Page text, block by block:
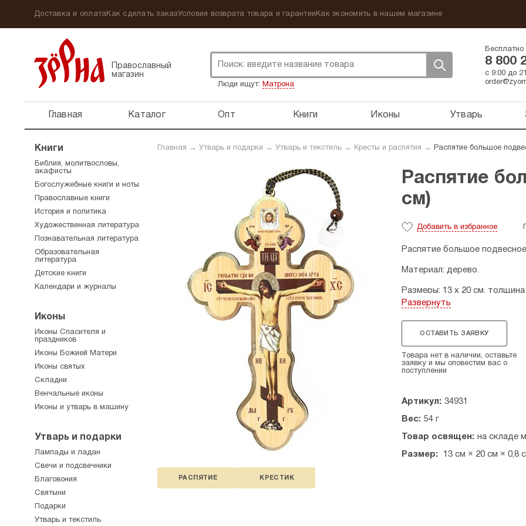
Доставка и оплатаКак сделать заказУсловия возврата товара и гарантии Как экономить в нашем магазине
Православный
магазин
Люди ищут: Матрона
Бесплатно
8 800
с 9:00 до
Главная Каталог Опт Книги Иконы Утварь
Главная → Утварь и подарки → Утварь и текстиль → Кресты и распятия → Распятие большое
РАСПЯТИЕ КРЕСТИК
Распятие
см)
Добавить в избранное
Распятие большое
Материал: дерево.
Размеры: 13 х 20 см,
Развернуть
ОСТАВИТЬ ЗАЯВКУ
Товара нет в наличии, оставьте
заявку и мы оповестим вас о
поступлении
Артикул: 34931
Вес: 54 г
Товар освящен: на складе
Размер: 13 см × 20 см × 0,8
Книги
Библия, молитвословы,
акафисты
Богослужебные книги и ноты
Православные книги
История и политика
Художественная литература
Познавательная литература
Образовательная
литература
Детские книги
Календари и журналы
Иконы
Иконы Спасителя и
праздников
Иконы Божией Матери
Иконы святых
Складни
Венчальные иконы
Иконы и утварь в машину
Утварь и подарки
Лампады и ладан
Свечи и подсвечники
Благовония
Святыни
Подарки
Утварь и текстиль